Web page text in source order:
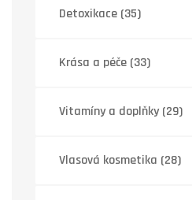
Detoxikace (35)
Krása a péče (33)
Vitamíny a doplňky(29)
Vlasová kosmetika (28)